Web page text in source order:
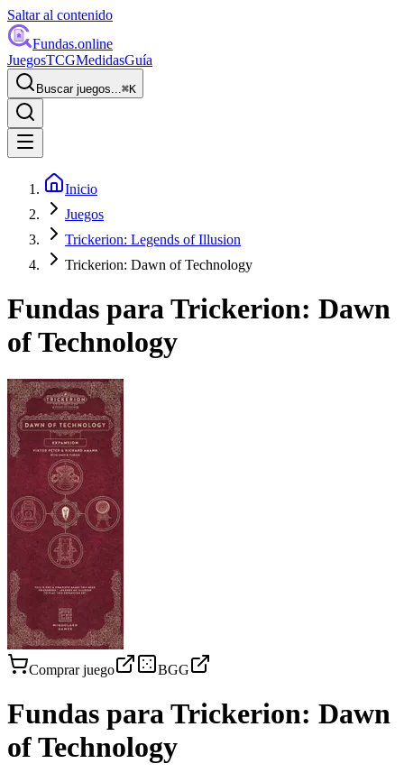
Saltar al contenido
Fundas.online
JuegosTCGMedidasGuía
Buscar juegos...⌘K
Inicio
Juegos
Trickerion: Legends of Illusion
Trickerion: Dawn of Technology
Fundas paraTrickerion: Dawn
of Technology
Comprar juego BGG
Fundas paraTrickerion: Dawn
of Technology